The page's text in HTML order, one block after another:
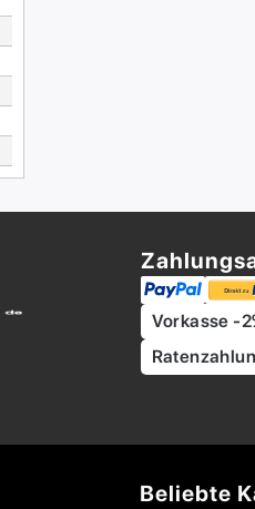
Vorkasse -
Beliebte